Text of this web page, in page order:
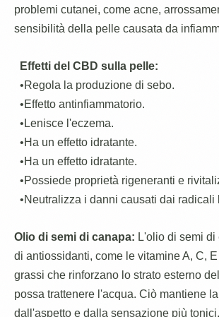
problemi cutanei, come acne,
sensibilità della pelle causata da
Effetti del CBD sulla pelle:
•Regola la produzione di sebo.
•Effetto antinfiammatorio.
•Lenisce l'eczema.
•Ha un effetto idratante.
•Ha un effetto idratante.
•Possiede proprietà rigeneranti e
•Neutralizza i danni causati dai radicali
Olio di semi di canapa: L'olio di semi
di antiossidanti, come le vitamine A, C,
grassi che rinforzano lo strato esterno
possa trattenere l'acqua. Ciò mantiene
dall'aspetto e dalla sensazione più